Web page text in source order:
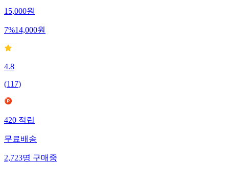
15,000원
7%14,000원
4.8
(117)
420 적립
무료배송
2,723명 구매중